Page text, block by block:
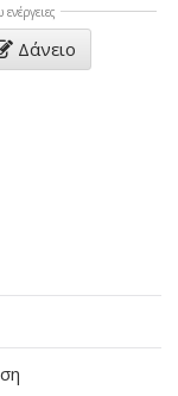
Δάνειο